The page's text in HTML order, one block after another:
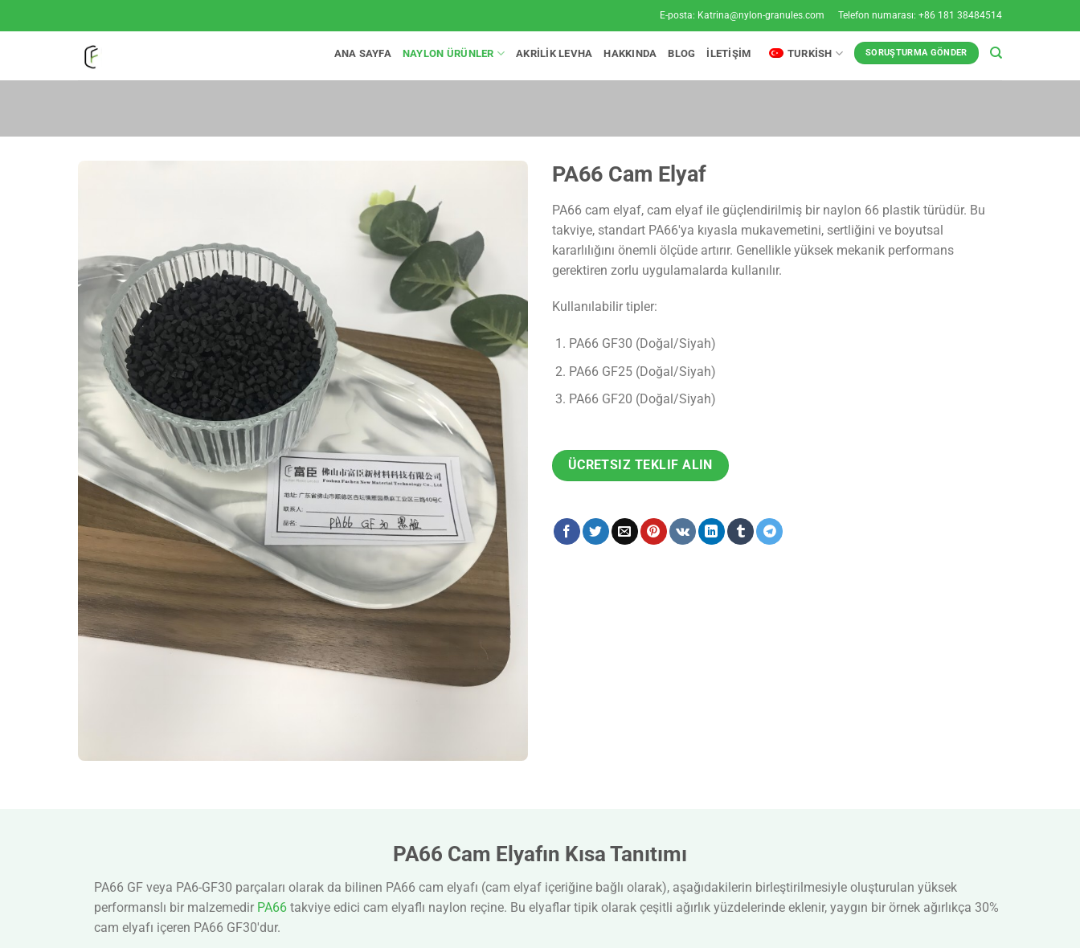
atla
E-posta: Katrina@nylon-granules.com Telefon numarası: +86 181 38484514
ANA SAYFA NAYLON ÜRÜNLER AKRILIK LEVHA HAKKINDA BLOG İLETIŞIM TURKISH SORUŞTURMA GÖNDER
PA66 Cam Elyaf
PA66 cam elyaf, cam elyaf ile güçlendirilmiş bir naylon 66 plastik türüdür. Bu
takviye, standart PA66'ya kıyasla mukavemetini, sertliğini ve boyutsal
kararlılığını önemli ölçüde artırır. Genellikle yüksek mekanik performans
gerektiren zorlu uygulamalarda kullanılır.
Kullanılabilir tipler:
PA66 GF30 (Doğal/Siyah)
PA66 GF25 (Doğal/Siyah)
PA66 GF20 (Doğal/Siyah)
ÜCRETSIZ TEKLIF ALIN
PA66 Cam Elyafın Kısa Tanıtımı
PA66 GF veya PA6-GF30 parçaları olarak da bilinen PA66 cam elyafı (cam elyaf içeriğine bağlı olarak), aşağıdakilerin birleştirilmesiyle oluşturulan yüksek
performanslı bir malzemedir PA66 takviye edici cam elyaflı naylon reçine. Bu elyaflar tipik olarak çeşitli ağırlık yüzdelerinde eklenir, yaygın bir örnek ağırlıkça 30%
cam elyafı içeren PA66 GF30'dur.